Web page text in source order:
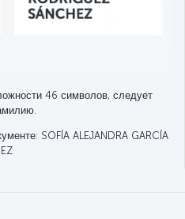
46 символов, следует
SOFÍA ALEJANDRA GARCÍA